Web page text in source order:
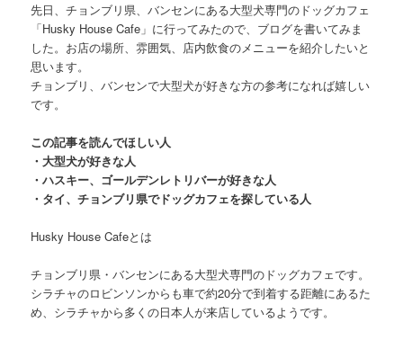
先日、チョンブリ県、バンセンにある大型犬専門のドッグカフェ
「Husky House Cafe」 に行ってみたので、ブログを書いてみま
した。お店の場所、雰囲気、店内飲食のメニューを紹介したいと
思います。
チョンブリ、バンセンで大型犬が好きな方の参考になれば嬉しい
です。
この記事を読んでほしい人
・大型犬が好きな人
・ハスキー、ゴールデンレトリバーが好きな人
・タイ、チョンブリ県でドッグカフェを探している人
Husky House Cafeとは
チョンブリ県・バンセンにある大型犬専門のドッグカフェです。
シラチャのロビンソンからも車で約20分で到着する距離にあるた
め、シラチャから多くの日本人が来店しているようです。